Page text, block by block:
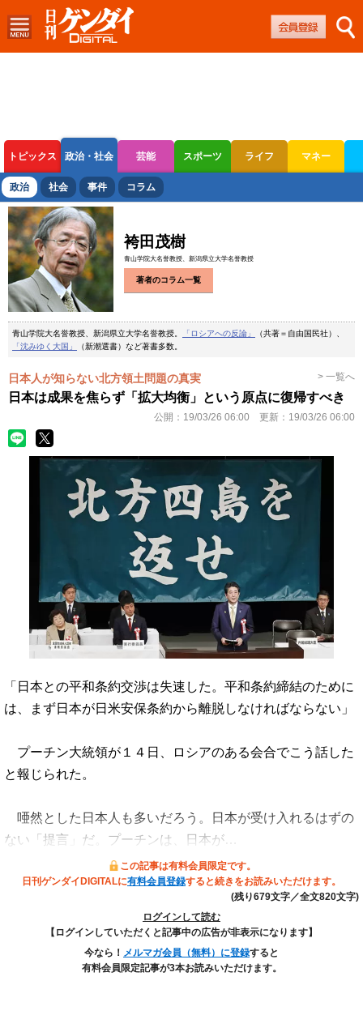
トピックス 政治・社会 芸能 スポーツ ライフ マネー
ボートレース 競輪 オートレース
政治 社会 事件 コラム
袴田茂樹
青山学院大名誉教授、新潟県立大学名誉教授
著者のコラム一覧
青山学院大名誉教授、新潟県立大学名誉教授。 「ロシアへの反論」
（共著＝自由国民社）、
「沈みゆく大国」
（新潮選書）など著書多数。
日本人が知らない北方領土問題の真実 > 一覧へ
日本は成果を焦らず「拡大均衡」という原点に復帰すべき
公開： 19/03/26 06:00 更新： 19/03/26 06:00
「日本との平和条約交渉は失速した。平和条約締結のために
は、まず日本が日米安保条約から離脱しなければならない」
プーチン大統領が１４日、ロシアのある会合でこう話した
と報じられた。
唖然とした日本人も多いだろう。日本が受け入れるはずの
ない「提言」だ。プーチンは、日本が…
この記事は有料会員限定です。
日刊ゲンダイDIGITALに有料会員登録すると続きをお読みいただけます。
(残り679文字／全文820文字)
ログインして読む
【ログインしていただくと記事中の広告が非表示になります】
今なら！ メルマガ会員（無料）に登録すると
有料会員限定記事が3本お読みいただけます。